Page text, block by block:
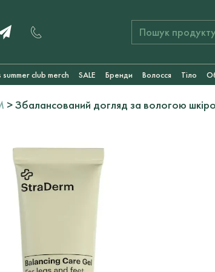
club merch SALE Бренди Волосся Тіло
> Збалансований догляд за вологою